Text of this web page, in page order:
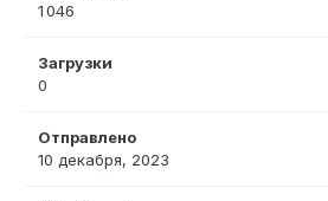
1 046
Загрузки
0
Отправлено
10 декабря, 2023